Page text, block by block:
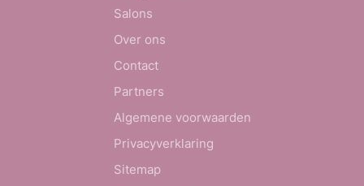
Salons
Over ons
Contact
Partners
Algemene voorwaarden
Privacyverklaring
Sitemap